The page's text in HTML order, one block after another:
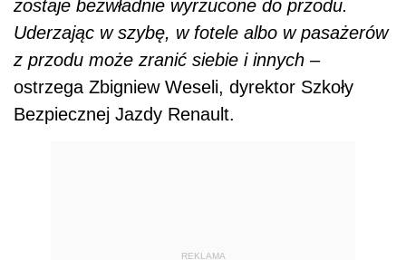
zostaje bezwładnie wyrzucone do przodu.
Uderzając w szybę, w fotele albo w pasażerów
z przodu może zranić siebie i innych –
ostrzega Zbigniew Weseli, dyrektor Szkoły
Bezpiecznej Jazdy Renault.
REKLAMA